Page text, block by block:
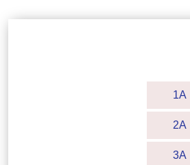
1A
2A
3A